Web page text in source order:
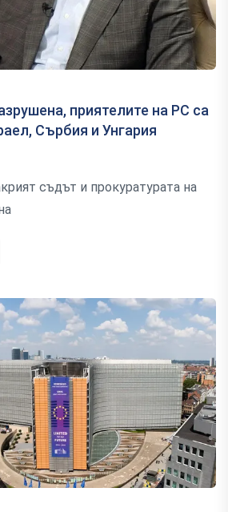
приятелите на РС са
Сърбия и Унгария
съдът и прокуратурата на